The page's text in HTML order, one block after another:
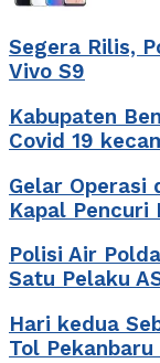
Segera Rilis,
Vivo S9
Kabupaten
Covid 19
Gelar Operasi
Kapal Pencuri
Polisi Air
Satu Pelaku
Hari kedua
Tol